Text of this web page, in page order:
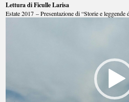
Lettura di Ficulle Larisa
Estate 2017 – Presentazione di “Storie e